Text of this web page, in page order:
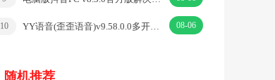
10 YY语音(歪歪语音)v9.58.0.0多开去广告绿色版 08-06
随机推荐